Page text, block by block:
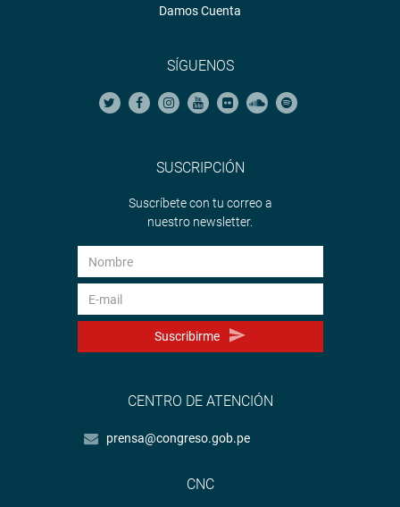
Damos Cuenta
SÍGUENOS
SUSCRIPCIÓN
Suscríbete con tu correo a
nuestro newsletter.
Suscribirme
CENTRO DE ATENCIÓN
prensa@congreso.gob.pe
CNC